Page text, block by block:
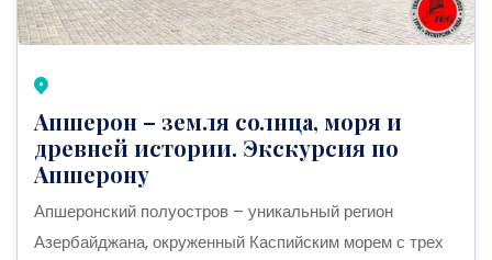
Апшерон – земля солнца, моря и
древней истории. Экскурсия по
Апшерону
Апшеронский полуостров – уникальный регион
Азербайджана, окруженный Каспийским морем с трех